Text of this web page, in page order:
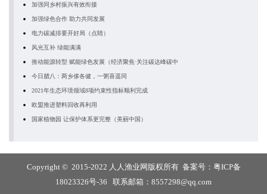
加强同乡村振兴有效衔接
加强绿色合作 助力共同发展
电力碳减排要开好局（点睛）
风光互补 绿能满满
推动能源转型 赋能绿色发展（经济聚焦·关注碳达峰碳中
今日腊八：两乡侈各健，一粥喜遥同
2021年生态环境领域8项约束性指标顺利完成
欧盟推进塑料回收再利用
国家植物园 让保护体系更完整（美丽中国）
Copyright © 2015-2022 人人渔业网版权所有 备案号： 粤ICP备
18023326号-36 联系邮箱：8557298@qq.com